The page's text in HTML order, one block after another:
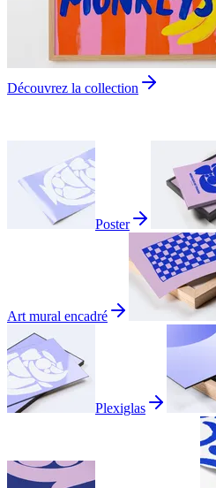
Découvrez la collection
Poster
Art mural encadré
Plexiglas